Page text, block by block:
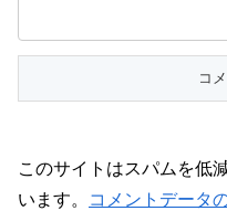
このサイトはスパムを低
います。
コメントデータ